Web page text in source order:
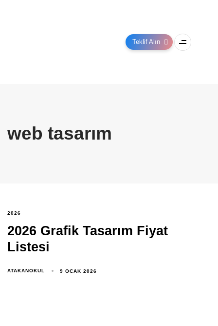
Teklif Alın
web tasarım
2026
2026 Grafik Tasarım Fiyat
Listesi
ATAKANOKUL 9 OCAK 2026